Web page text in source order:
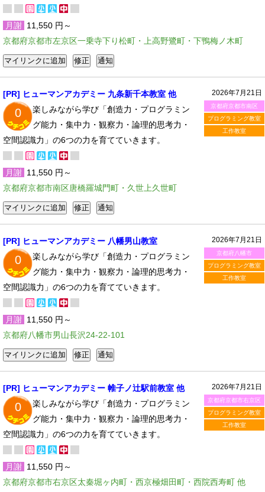
月謝 11,550 円～
京都府京都市左京区一乗寺下り松町・上高野鷺町・下鴨梅ノ木町
2026年7月21日
京都府京都市南区
プログラミング教室
工作教室
[PR] ヒューマンアカデミー 九条新千本教室 他
0
楽しみながら学び「創造力・プログラミン
グ能力・集中力・観察力・論理的思考力・
空間認識力」の6つの力を育てていきます。
月謝 11,550 円～
京都府京都市南区唐橋羅城門町・久世上久世町
2026年7月21日
京都府八幡市
プログラミング教室
工作教室
[PR] ヒューマンアカデミー 八幡男山教室
0
楽しみながら学び「創造力・プログラミン
グ能力・集中力・観察力・論理的思考力・
空間認識力」の6つの力を育てていきます。
月謝 11,550 円～
京都府八幡市男山長沢24-22-101
2026年7月21日
京都府京都市右京区
プログラミング教室
工作教室
[PR] ヒューマンアカデミー 帷子ノ辻駅前教室 他
0
楽しみながら学び「創造力・プログラミン
グ能力・集中力・観察力・論理的思考力・
空間認識力」の6つの力を育てていきます。
月謝 11,550 円～
京都府京都市右京区太秦堀ヶ内町・西京極畑田町・西院西寿町 他